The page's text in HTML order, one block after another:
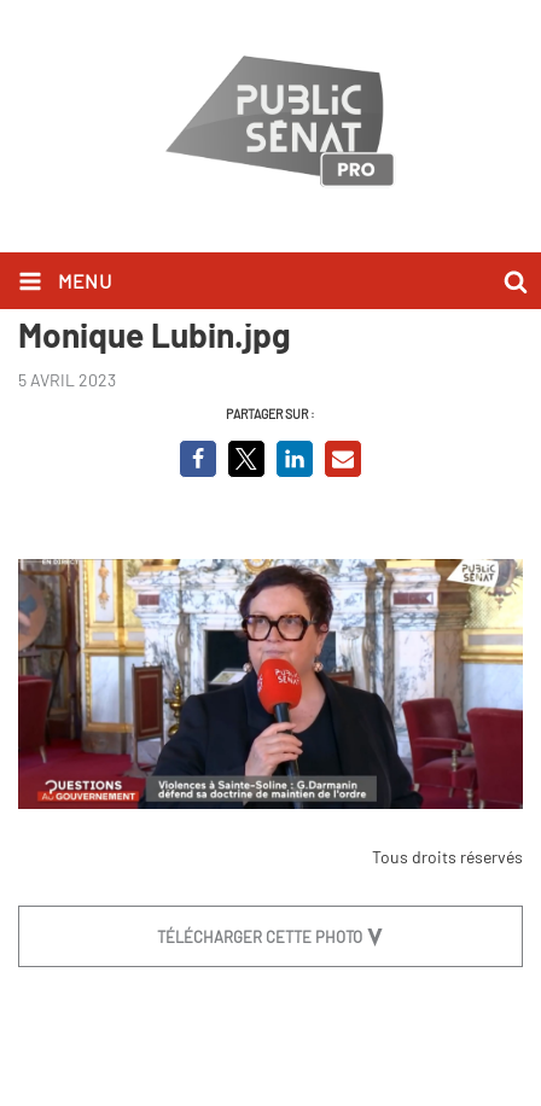
MENU
Questions au gouvernement -
Monique Lubin.jpg
5 AVRIL 2023
PARTAGER SUR :
Tous droits réservés
TÉLÉCHARGER CETTE PHOTO